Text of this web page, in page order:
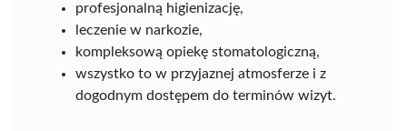
profesjonalną higienizację,
leczenie w narkozie,
kompleksową opiekę stomatologiczną,
wszystko to w przyjaznej atmosferze i z
dogodnym dostępem do terminów wizyt.